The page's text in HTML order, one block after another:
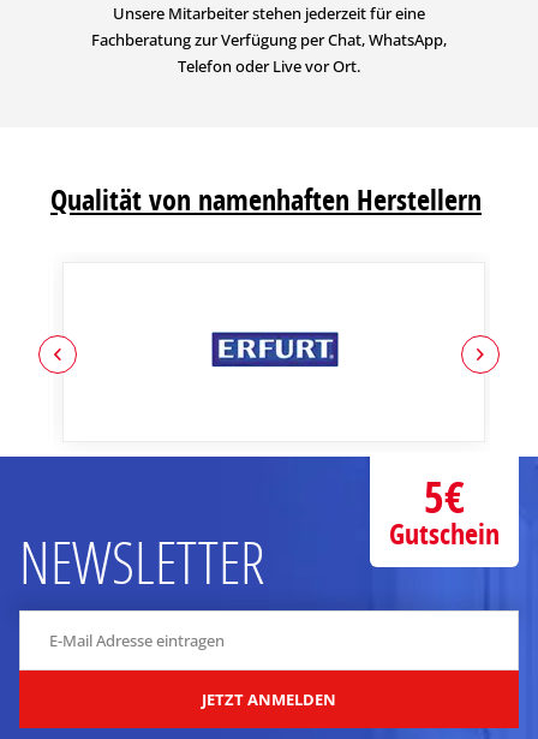
Unsere Mitarbeiter stehen jederzeit für eine
Fachberatung zur Verfügung per Chat, WhatsApp,
Telefon oder Live vor Ort.
Qualität von namenhaften Herstellern
NEWSLETTER
JETZT ANMELDEN
5€
Gutschein